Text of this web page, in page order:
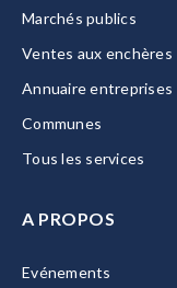
Marchés publics
Ventes aux enchères
Annuaire entreprises
Communes
Tous les services
A PROPOS
Evénements